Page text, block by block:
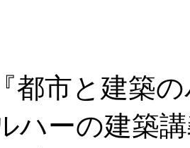
市と建築
ハーの建築